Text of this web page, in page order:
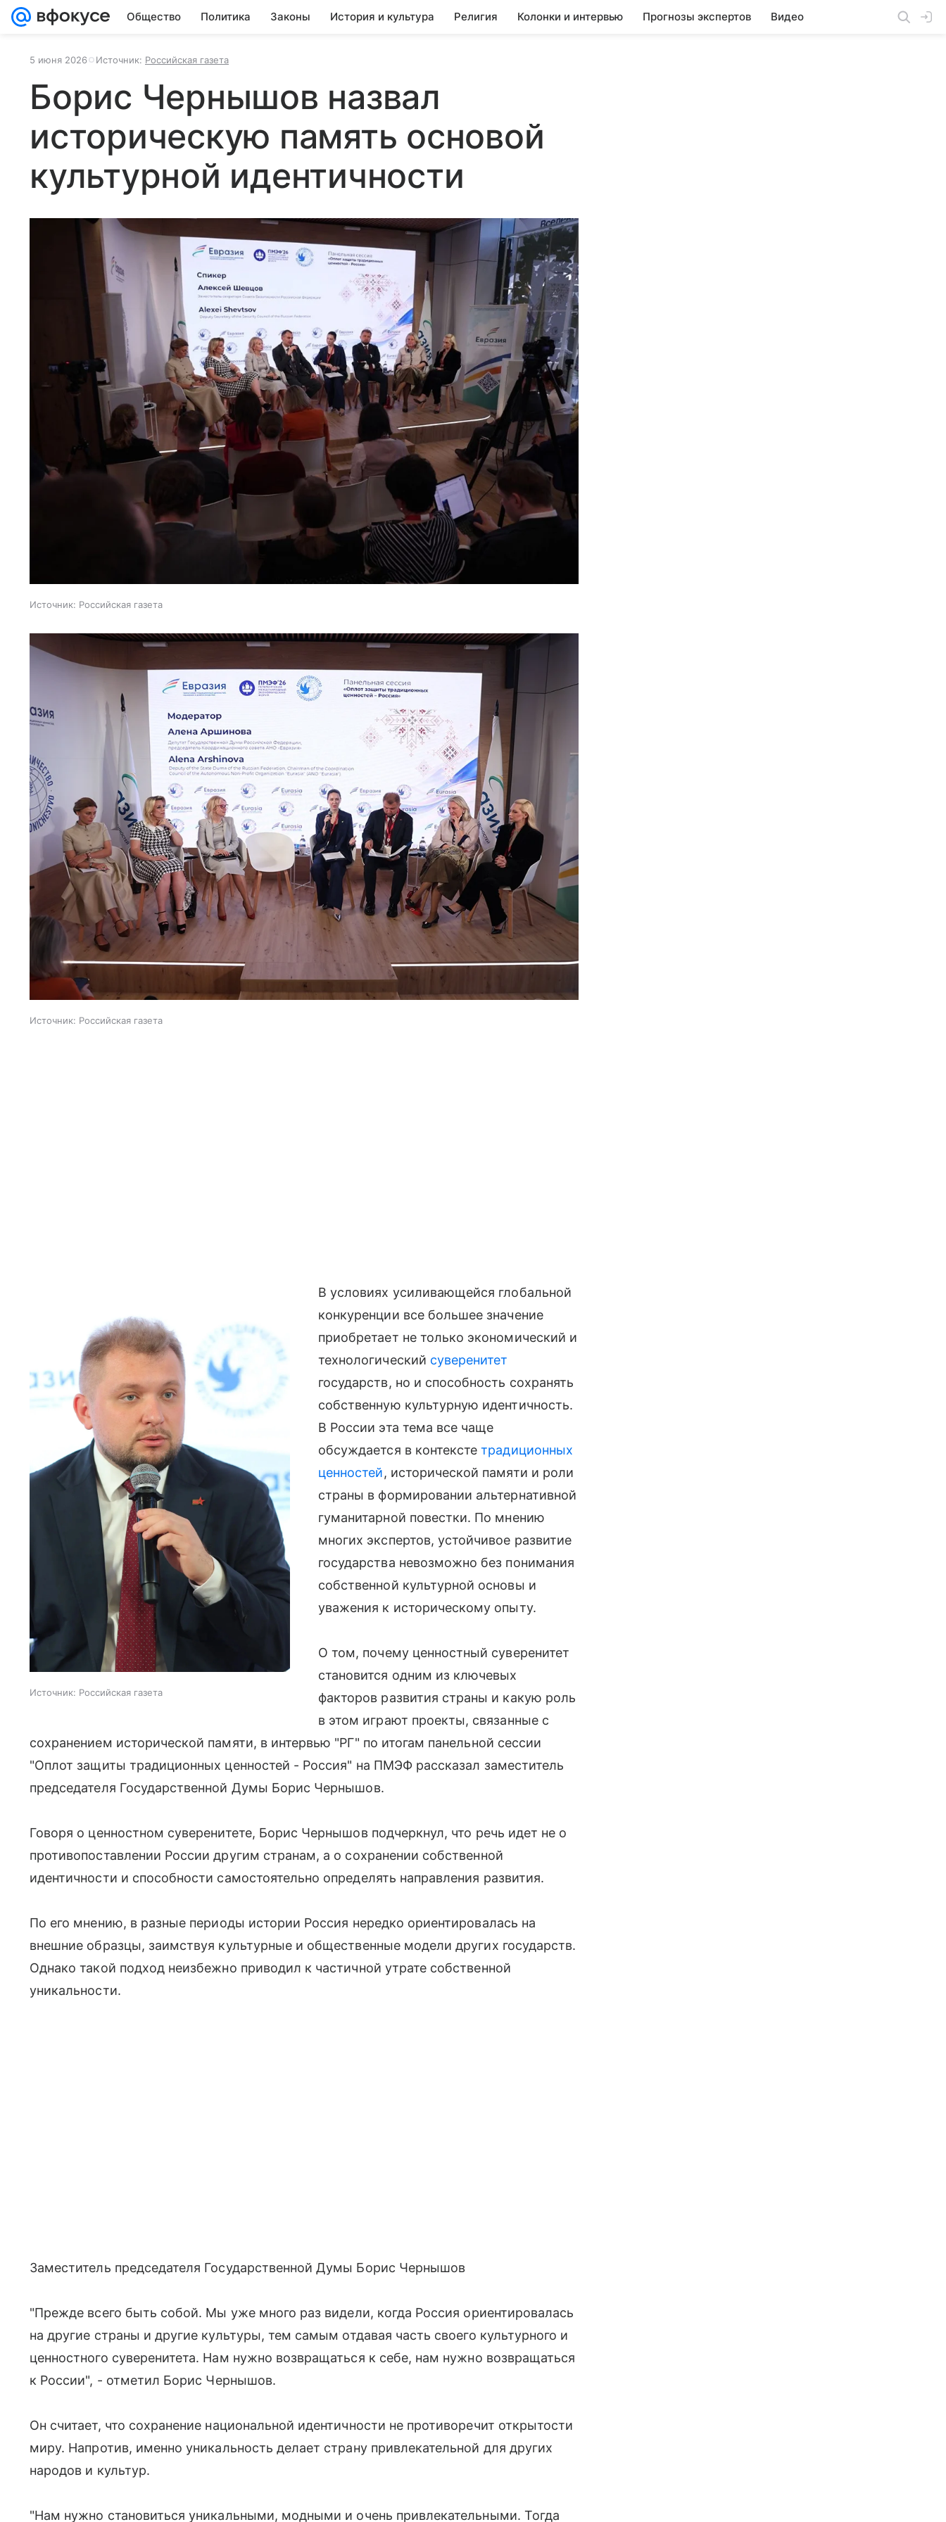
Общество Политика Законы История и культура Религия Колонки и интервью Прогнозы экспертов Видео
5 июня 2026 Источник: Российская газета
Борис Чернышов назвал
историческую память основой
культурной идентичности
Источник: Российская газета
Источник: Российская газета
Источник: Российская газета
В условиях усиливающейся глобальной
конкуренции все большее значение
приобретает не только экономический и
технологический суверенитет
государств, но и способность сохранять
собственную культурную идентичность.
В России эта тема все чаще
обсуждается в контекстетрадиционных
ценностей, исторической памяти и роли
страны в формировании альтернативной
гуманитарной повестки. По мнению
многих экспертов, устойчивое развитие
государства невозможно без понимания
собственной культурной основы и
уважения к историческому опыту.
О том, почему ценностный суверенитет
становится одним из ключевых
факторов развития страны и какую роль
в этом играют проекты, связанные с
сохранением исторической памяти, в интервью "РГ" по итогам панельной сессии
"Оплот защиты традиционных ценностей - Россия" на ПМЭФ рассказал заместитель
председателя Государственной Думы Борис Чернышов.
Говоря о ценностном суверенитете, Борис Чернышов подчеркнул, что речь идет не о
противопоставлении России другим странам, а о сохранении собственной
идентичности и способности самостоятельно определять направления развития.
По его мнению, в разные периоды истории Россия нередко ориентировалась на
внешние образцы, заимствуя культурные и общественные модели других государств.
Однако такой подход неизбежно приводил к частичной утрате собственной
уникальности.
Заместитель председателя Государственной Думы Борис Чернышов
"Прежде всего быть собой. Мы уже много раз видели, когда Россия ориентировалась
на другие страны и другие культуры, тем самым отдавая часть своего культурного и
ценностного суверенитета. Нам нужно возвращаться к себе, нам нужно возвращаться
к России", - отметил Борис Чернышов.
Он считает, что сохранение национальной идентичности не противоречит открытости
миру. Напротив, именно уникальность делает страну привлекательной для других
народов и культур.
"Нам нужно становиться уникальными, модными и очень привлекательными. Тогда